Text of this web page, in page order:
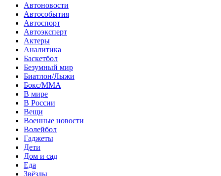
Автоновости
Автособытия
Автоспорт
Автоэксперт
Актеры
Аналитика
Баскетбол
Безумный мир
Биатлон/Лыжи
Бокс/MMA
В мире
В России
Вещи
Военные новости
Волейбол
Гаджеты
Дети
Дом и сад
Еда
Звёзды